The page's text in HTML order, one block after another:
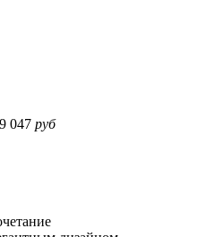
047 руб